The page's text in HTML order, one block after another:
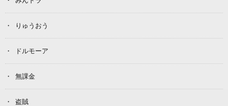
りゅうおう
ドルモーア
無課金
盗賊